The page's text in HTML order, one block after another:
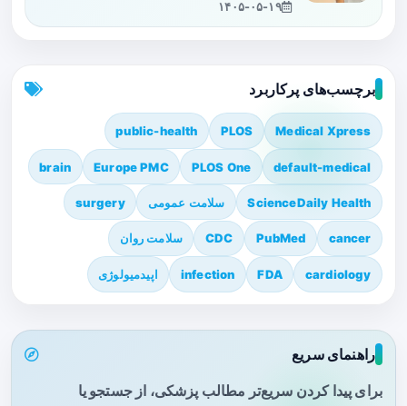
۱۴۰۵-۰۵-۱۹
برچسب‌های پرکاربرد
Medical Xpress
PLOS
public-health
default-medical
PLOS One
Europe PMC
brain
ScienceDaily Health سلامت عمومی surgery
cancer
PubMed
CDC سلامت روان
cardiology
FDA
infection اپیدمیولوژی
راهنمای سریع
برای پیدا کردن سریع‌تر مطالب پزشکی، از جستجو یا